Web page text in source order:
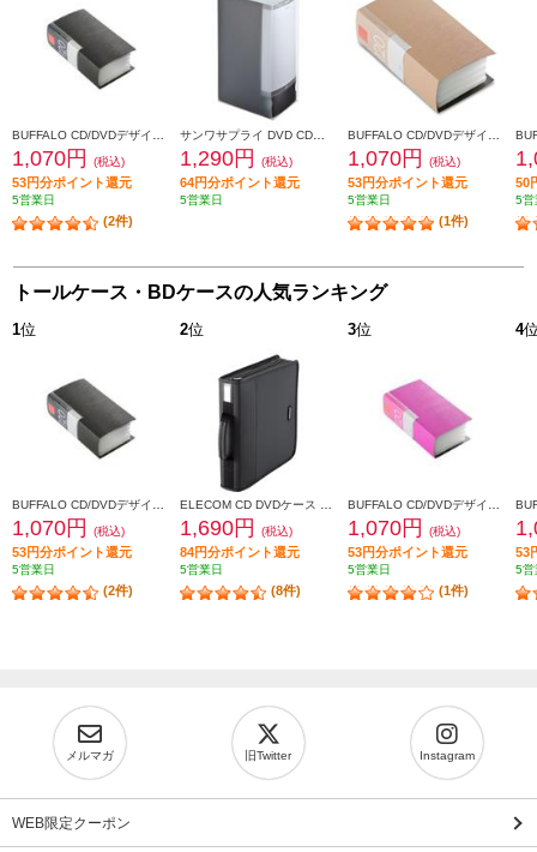
1,070円 (税込)
53円分ポイント還元
5営業日
(2件)
1,290円 (税込)
64円分ポイント還元
5営業日
1,070円 (税込)
53円分ポイント還元
5営業日
(1件)
50
5営
トールケース・BDケースの人気ランキング
1位
1,070円 (税込)
53円分ポイント還元
5営業日
(2件)
2位
1,690円 (税込)
84円分ポイント還元
5営業日
(8件)
3位
1,070円 (税込)
53円分ポイント還元
5営業日
(1件)
4
53
5営
メルマガ 旧Twitter Instagram
WEB限定クーポン